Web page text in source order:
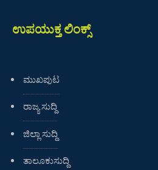
ಉಪಯುಕ್ತ ಲಿಂಕ್ಸ್
ಮುಖಪುಟ
ರಾಜ್ಯ ಸುದ್ದಿ
ಜಿಲ್ಲಾ ಸುದ್ದಿ
ತಾಲೂಕುಸುದ್ದಿ